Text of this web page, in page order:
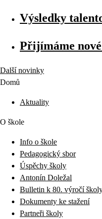
Výsledky
Přijímáme
Další novinky
Domů
Aktuality
O škole
Info o škole
Pedagogický sbor
Úspěchy školy
Antonín Doležal
Bulletin k 80. výročí
Dokumenty ke stažení
Partneři školy